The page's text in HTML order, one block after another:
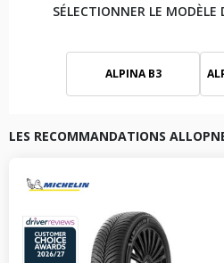
SÉLECTIONNER LE MODÈLE
ALPINA B3
LES RECOMMANDATIONS